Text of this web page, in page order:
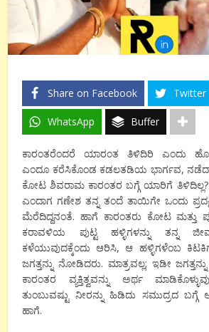
Share on Facebook Twitter
WhatsApp Buffer
ಕಾರಂತರೆಂದರೆ ಯಾರಂತ ತಿಳಿದಿರಿ ಎಂದು
ಎಂದೂ ಕರೆಸಿಕೊಂಡ ಕಡಲತಡಿಯ ಭಾರ್ಗವ,
ಕೋಟ ಶಿವರಾಮ ಕಾರಂತರ ಬಗ್ಗೆ ಯಾರಿಗೆ ತಿಳಿದಿಲ್ಲ?
ಎಂದಾಗ ಗಣೇಶ ತನ್ನ ತಂದೆ ತಾಯಿಗೇ ಒಂದು
ಮೆರೆದಿದ್ದನಂತೆ. ಹಾಗೆ ಕಾರಂತರು ಕೋಟ ಮತ್ತು
ಕರಾವಳಿಯ ಪುಟ್ಟ ಹಳ್ಳಿಗಳನ್ನು ತನ್ನ
ಕಳೆಯುವುದಕ್ಕೆಂದು ಆರಿಸಿ, ಆ ಹಳ್ಳಿಗಳೆಂಬ
ಜಗತ್ತನ್ನು ನೋಡಿದರು. ಮಾತ್ರವಲ್ಲ; ಇಡೀ
ಕಾರಂತರ ವ್ಯಕ್ತಿತ್ವವನ್ನು ಅರ್ಥ
ತುಂಬುವಷ್ಟು ನೀರನ್ನು ಹಿಡಿದು ಸಮುದ್ರದ ಬಗ್ಗೆ
ಹಾಗೆ.